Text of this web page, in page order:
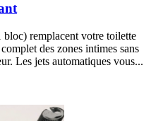
remplacent votre toilette
des zones intimes sans
Les jets automatiques vous...